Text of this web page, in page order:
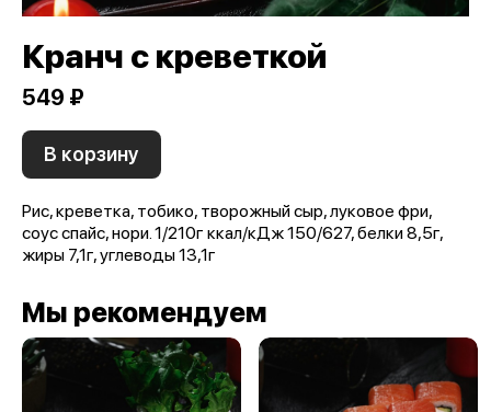
Кранч с креветкой
549 ₽
В корзину
Рис, креветка, тобико, творожный сыр, луковое фри,
соус спайс, нори. 1/210г ккал/кДж 150/627, белки 8,5г,
жиры 7,1г, углеводы 13,1г
Мы рекомендуем